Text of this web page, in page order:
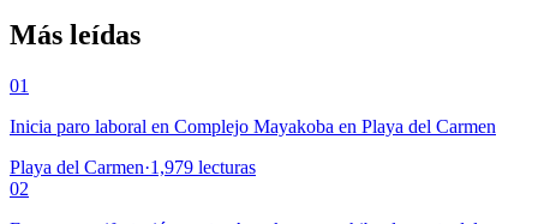
Más leídas
01
Inicia paro laboral en Complejo Mayakoba en Playa del Carmen
Playa del Carmen·1,979 lecturas
02